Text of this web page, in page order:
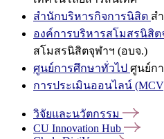
สำนักบริหารกิจการนิสิต ส
องค์การบริหารสโมสรนิสิต
สโมสรนิสิตจุฬาฯ (อบจ.)
ศูนย์การศึกษาทั่วไป ศูนย์ก
การประเมินออนไลน์
วิจัยและนวัตกรรม
CU Innovation Hub